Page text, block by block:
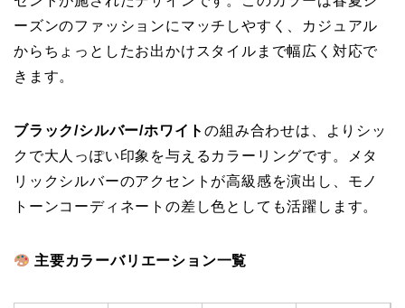
ーズンのファッションにマッチしやすく、カジュアル
からちょっとしたお出かけスタイルまで幅広く対応で
きます。
ブラック/シルバー/ホワイトの組み合わせは、よりシッ
クで大人っぽい印象を与えるカラーリングです。メタ
リックシルバーのアクセントが高級感を演出し、モノ
トーンコーディネートの差し色としても活躍します。
主要カラーバリエーション一覧